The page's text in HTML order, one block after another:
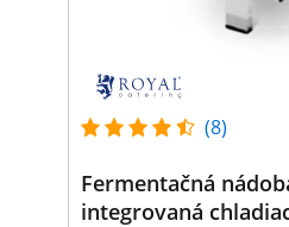
(8)
Fermentačná
integrovaná